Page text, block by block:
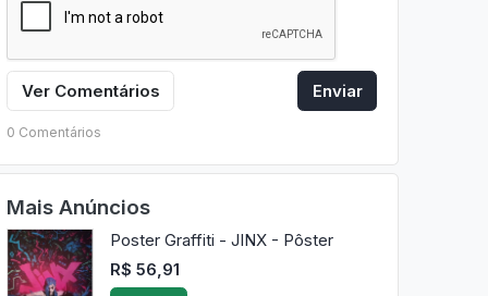
Ver Comentários Enviar
0 Comentários
Mais Anúncios
Poster Graffiti - JINX - Pôster
R$ 56,91